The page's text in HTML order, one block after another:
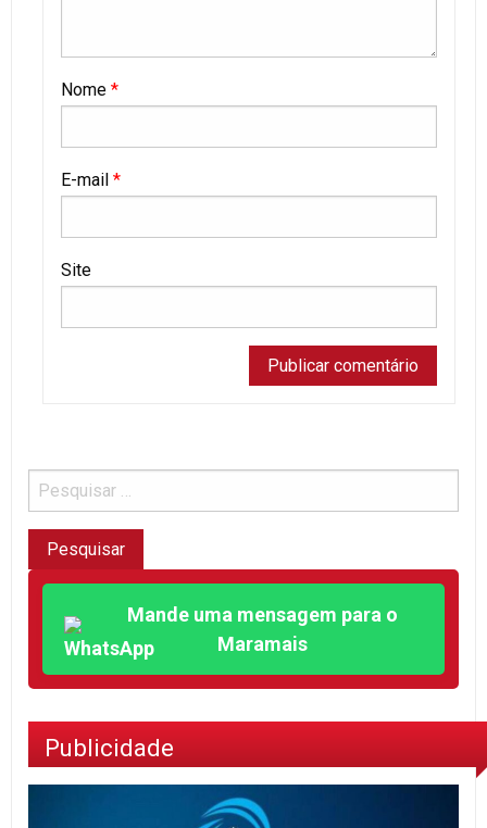
Nome *
E-mail *
Site
Mande uma mensagem para o
Maramais
Publicidade